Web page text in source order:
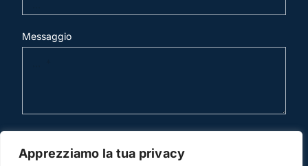
Apprezziamo la tua privacy
Messaggio